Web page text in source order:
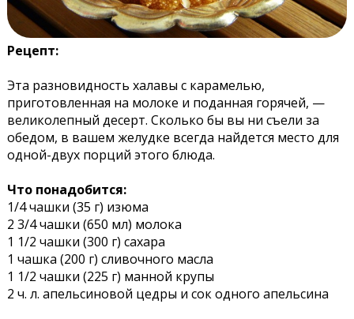
Рецепт:
Эта разновидность халавы с карамелью,
приготовленная на молоке и поданная горячей, —
великолепный десерт. Сколько бы вы ни съели за
обедом, в вашем желудке всегда найдется место для
одной-двух порций этого блюда.
Что понадобится:
1/4 чашки (35 г) изюма
2 3/4 чашки (650 мл) молока
1 1/2 чашки (300 г) сахара
1 чашка (200 г) сливочного масла
1 1/2 чашки (225 г) манной крупы
2 ч. л. апельсиновой цедры и сок одного апельсина